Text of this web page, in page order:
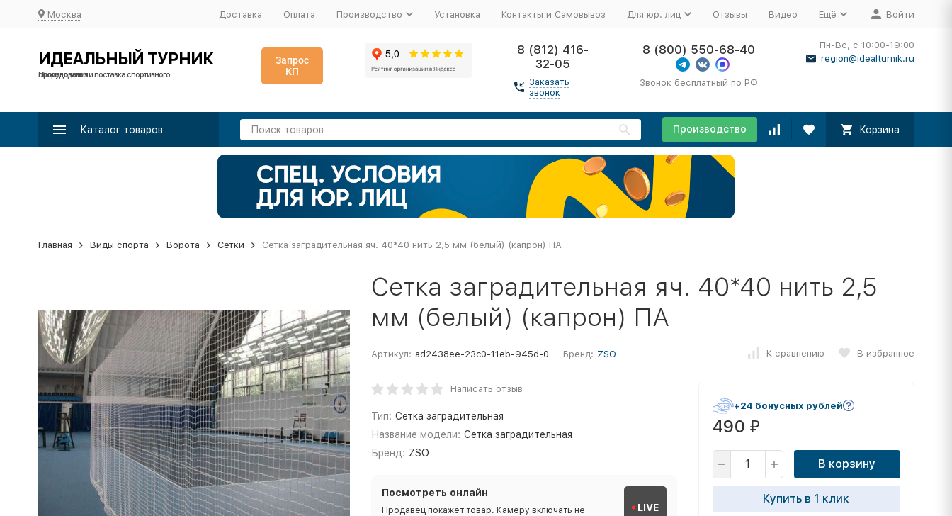
Москва Доставка Оплата Производство Установка Контакты и Самовывоз Для юр. лиц Отзывы Видео Ещё Войти
ИДЕАЛЬНЫЙ ТУРНИК
Производство и поставка спортивного оборудования
Запрос
КП
8 (812) 416-
32-05
Заказать
звонок
8 (800) 550-68-40
Звонок бесплатный по РФ
Пн-Вс, с 10:00-19:00
region@idealturnik.ru
Каталог товаров Производство Корзина
Главная Виды спорта Ворота Сетки Сетка заградительная яч. 40*40 нить 2,5 мм (белый) (капрон) ПА
Сетка заградительная яч. 40*40 нить 2,5
мм (белый) (капрон) ПА
Артикул: ad2438ee-23c0-11eb-945d-0 Бренд: ZSO К сравнению В избранное
Написать отзыв
Тип: Сетка заградительная
Название модели: Сетка заградительная
Бренд: ZSO
Посмотреть онлайн
Продавец покажет товар. Камеру включать не
LIVE
+24 бонусных рублей
490 ₽
В корзину
Купить в 1 клик